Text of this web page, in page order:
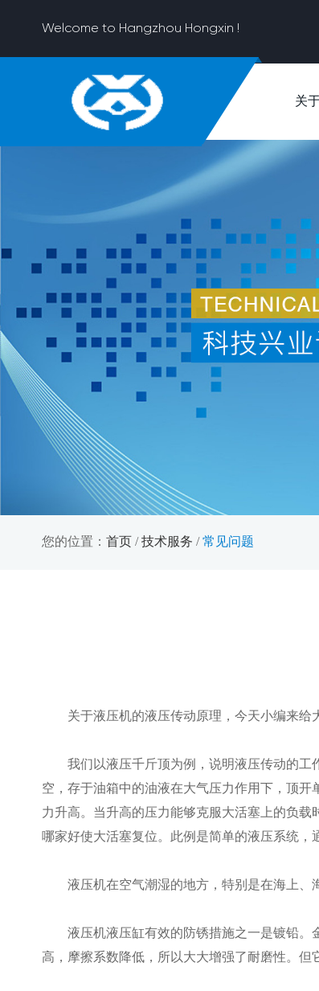
Welcome to Hangzhou Hongxin !
关
您的位置： 首页 /技术服务 /常见问题
关于液压机的液压传动原理，今天小编来给
我们以液压千斤顶为例，说明液压传动的工
空，存于油箱中的油液在大气压力作用下，顶
力升高。当升高的压力能够克服大活塞上的负
哪家好使大活塞复位。此例是简单的液压系统
液压机在空气潮湿的地方，特别是在海上、
液压机液压缸有效的防锈措施之一是镀铅。
高，摩擦系数降低，所以大大增强了耐磨性。但